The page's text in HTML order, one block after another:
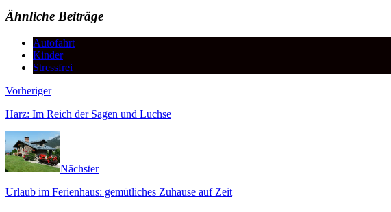
Ähnliche Beiträge
Autofahrt
Kinder
Stressfrei
Vorheriger
Harz: Im Reich der Sagen und Luchse
Nächster
Urlaub im Ferienhaus: gemütliches Zuhause auf Zeit